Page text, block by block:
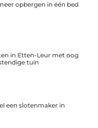
opbergen in één bed
in Etten-Leur met oog
tuin
een slotenmaker in